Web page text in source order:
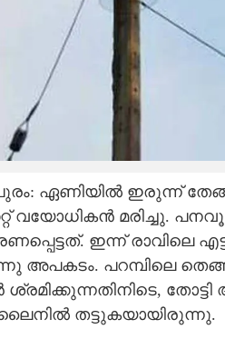
ഏണിയിൽ ഇരുന്ന്
വയോധികൻ മരിച്ചു.
ഇന്ന് രാവിലെ
അപകടം. പറമ്പിലെ
ശ്രമിക്കുന്നതിനിടെ,
തട്ടുകയായിരുന്നു.